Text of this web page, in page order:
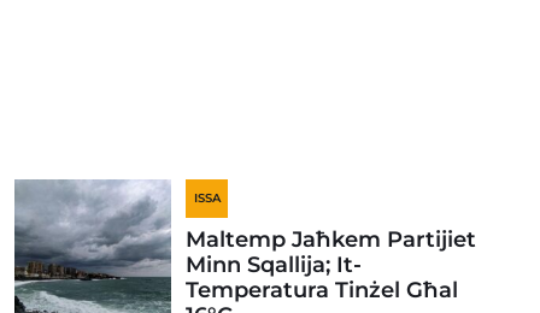
ISSA
Maltemp Jaħkem Partijiet
Minn Sqallija; It-
Temperatura Tinżel Għal